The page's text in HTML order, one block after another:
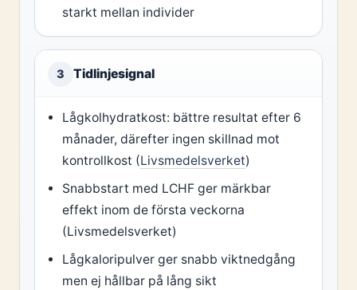
starkt mellan individer
3 Tidlinjesignal
Lågkolhydratkost: bättre resultat efter 6
månader, därefter ingen skillnad mot
kontrollkost (Livsmedelsverket)
Snabbstart med LCHF ger märkbar
effekt inom de första veckorna
(Livsmedelsverket)
Lågkaloripulver ger snabb viktnedgång
men ej hållbar på lång sikt